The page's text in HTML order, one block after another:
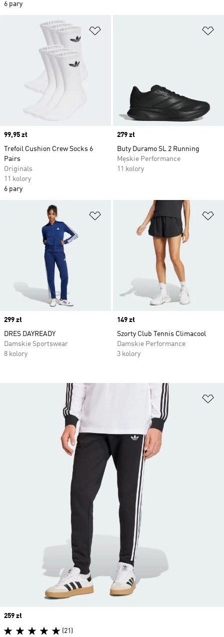
6 pary
Price
99,95 zł
Trefoil Cushion Crew Socks 6
Pairs
Originals
11 kolory
6 pary
Price
279 zł
Buty Duramo SL 2 Running
Męskie Performance
11 kolory
Dodaj do listy życzeń
Price
299 zł
DRES DAYREADY
Damskie Sportswear
8 kolory
Price
149 zł
Szorty Club Tennis Climacool
Damskie Performance
3 kolory
Price
259 zł
(21)